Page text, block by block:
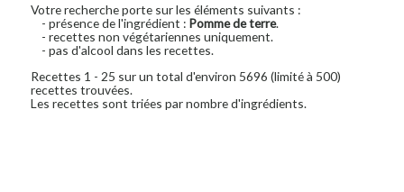
Votre recherche porte sur les éléments suivants :
- présence de l'ingrédient : Pomme de terre.
- recettes non végétariennes uniquement.
- pas d'alcool dans les recettes.
Recettes 1 - 25 sur un total d'environ 5696 (limité à 500)
recettes trouvées.
Les recettes sont triées par nombre d'ingrédients.